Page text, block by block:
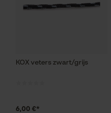
KOX veters zwart/grijs
6,00 €*